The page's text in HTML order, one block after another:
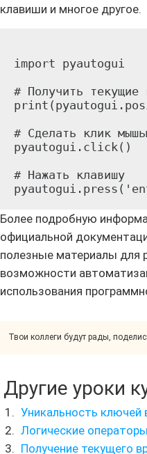
клавиши и многое другое.
import pyautogui
# Получить текущие
# Сделать клик
pyautogui.click()
# Нажать клавишу
Более подробную
официальной
полезные материалы для
возможности
использования
Твои коллеги будут рады,
Другие уроки
Уникальность ключей
Логические
Получение текущего